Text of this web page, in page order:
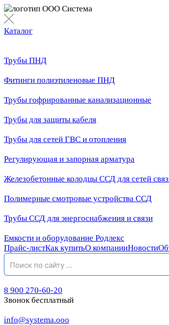
Каталог
Трубы ПНД
Фитинги полиэтиленовые ПНД
Трубы гофрированные канализационные
Трубы для защиты кабеля
Трубы для сетей ГВС и отопления
Регулирующая и запорная арматура
Железобетонные колодцы ССД для сетей
Полимерные смотровые устройства ССД
Трубы ССД для энергоснабжения и связи
Емкости и оборудование Родлекс
Прайс-листКак купитьО компанииНовости
8 900 270-60-20
Звонок бесплатный
info@systema.ooo